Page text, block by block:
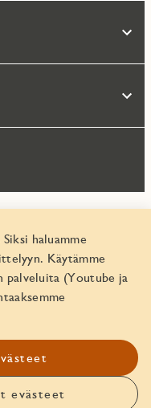
Siksi haluamme
Käytämme
palveluita (Youtube ja
evästeet
8